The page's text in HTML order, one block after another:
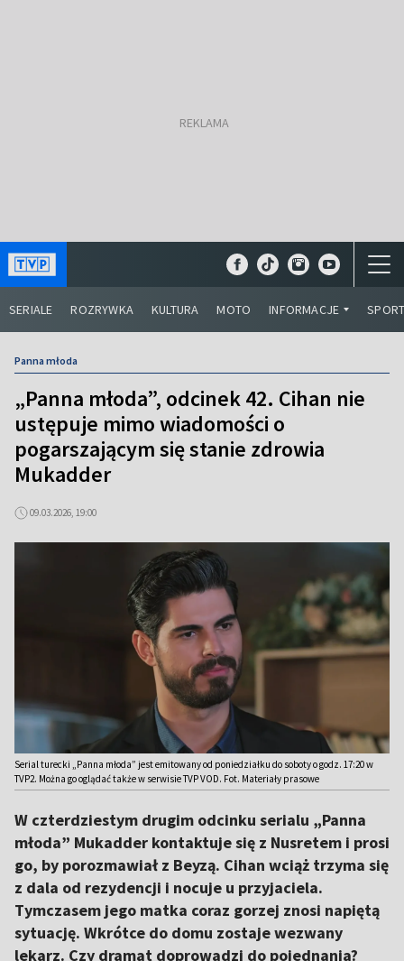
SERIALE ROZRYWKA KULTURA MOTO INFORMACJE
Panna młoda
„Panna młoda”, odcinek 42. Cihan nie
ustępuje mimo wiadomości o
pogarszającym się stanie zdrowia
Mukadder
09.03.2026, 19:00
Serial turecki „Panna młoda” jest emitowany od poniedziałku do soboty o godz. 17:20 w
TVP2. Można go oglądać także w serwisie TVP VOD. Fot. Materiały prasowe
W czterdziestym drugim odcinku serialu „Panna
młoda” Mukadder kontaktuje się z Nusretem i prosi
go, by porozmawiał z Beyzą. Cihan wciąż trzyma się
z dala od rezydencji i nocuje u przyjaciela.
Tymczasem jego matka coraz gorzej znosi napiętą
sytuację. Wkrótce do domu zostaje wezwany
lekarz. Czy dramat doprowadzi do pojednania?